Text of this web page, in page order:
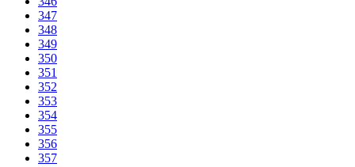
347
348
349
350
351
352
353
354
355
356
357